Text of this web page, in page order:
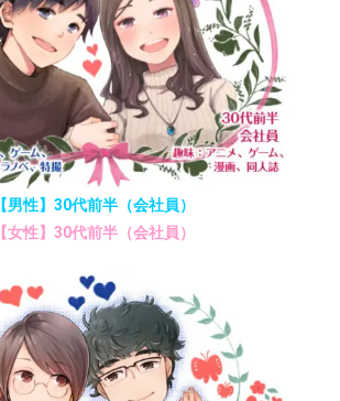
【男性】30代前半（会社員）
【女性】30代前半（会社員）